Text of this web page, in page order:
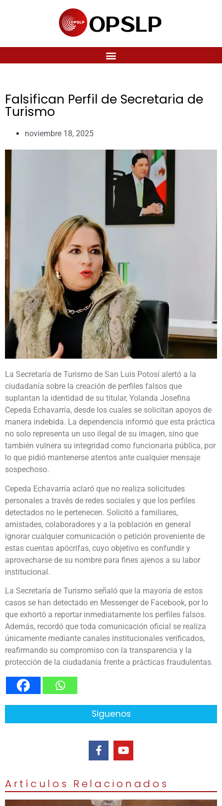
Falsifican Perfil de Secretaria de
Turismo
noviembre 18, 2025
La Secretaría de Turismo de San Luis Potosí alertó a la
ciudadanía sobre la creación de perfiles falsos que
suplantan la identidad de su titular, Yolanda Josefina
Cepeda Echavarría, desde los cuales se solicitan apoyos de
manera indebida. La dependencia informó que esta práctica
no solo representa un uso ilegal de su imagen, sino que
también vulnera su integridad como funcionaria pública, por
lo que pidió mantenerse atentos ante cualquier mensaje
sospechoso.
Cepeda Echavarría aclaró que no realiza solicitudes
personales a través de redes sociales y que los perfiles
detectados no le pertenecen. Solicitó a familiares,
amistades, colaboradores y a la población en general
ignorar cualquier comunicación o petición proveniente de
estas cuentas apócrifas, cuyo objetivo es confundir y
aprovecharse de su nombre para fines ajenos a su labor
institucional.
La Secretaría de Turismo señaló que la mayoría de estos
casos se han detectado en Messenger de Facebook, por lo
que exhortó a reportar inmediatamente los perfiles falsos.
Además, recordó que toda comunicación oficial se realiza
únicamente mediante canales institucionales verificados,
reafirmando su compromiso con la transparencia y la
protección de la ciudadanía frente a prácticas fraudulentas.
Siguenos
Artículos Relacionados